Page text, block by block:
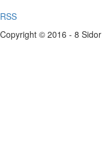
RSS
Copyright © 2016 - 8 Sidor